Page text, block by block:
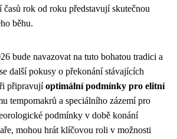
časů rok od roku představují skutečnou
běhu.
bude navazovat na tuto bohatou tradici a
další pokusy o překonání stávajících
připravujíoptimální podmínky pro elitní
tempomakrů a speciálního zázemí pro
podmínky v době konání
mohou hrát klíčovou roli v možnosti